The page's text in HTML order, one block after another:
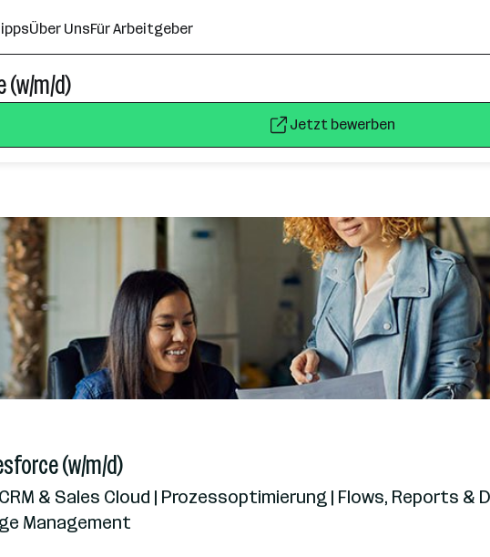
Über UnsFür Arbeitgeber
(w/m/d)
Jetzt bewerben
(w/m/d)
& Sales Cloud | Prozessoptimierung | Flows, Reports &
Management